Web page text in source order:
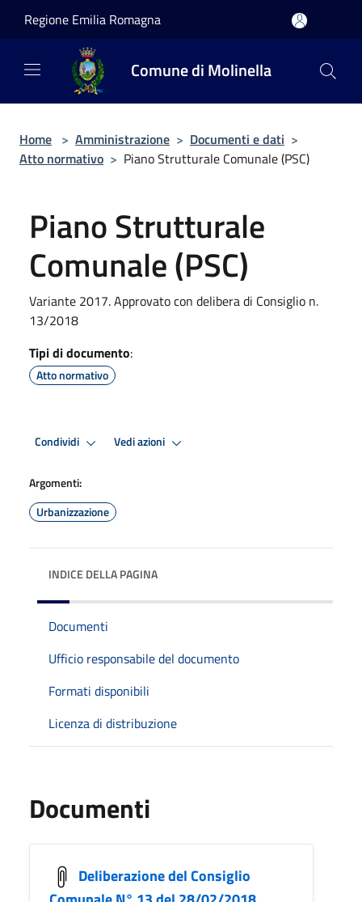
Regione Emilia Romagna
Comune di Molinella
Home > Amministrazione > Documenti e dati >
Atto normativo > Piano Strutturale Comunale (PSC)
Piano Strutturale
Comunale (PSC)
Variante 2017. Approvato con delibera di Consiglio n.
13/2018
Tipi di documento:
Atto normativo
Condividi Vedi azioni
Argomenti:
Urbanizzazione
INDICE DELLA PAGINA
Documenti
Ufficio responsabile del documento
Formati disponibili
Licenza di distribuzione
Documenti
Deliberazione del Consiglio